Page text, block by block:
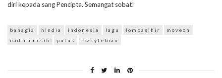
diri kepada sang Pencipta. Semangat sobat!
bahagia hindia indonesia lagu lombasihir
moveon
nadinamizah
putus rizkyfebian